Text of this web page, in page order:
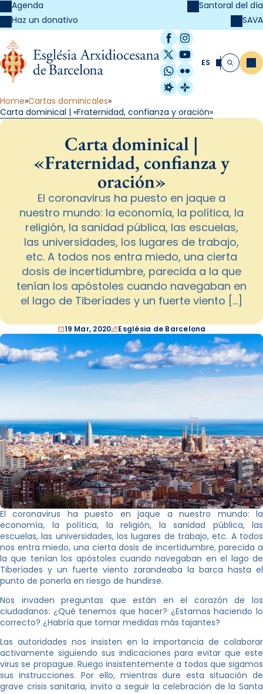
Agenda
Haz un donativo
Santoral del día
SAVA
Facebook
Instagram
X / Twitter
YouTube
WhatsApp
Flickr
Radio Estel
Catalunya
ES Buscar
Home Cartas dominicales
Carta dominical | «Fraternidad, confianza y oración»
Carta dominical |
«Fraternidad, confianza y
oración»
El coronavirus ha puesto en jaque a
nuestro mundo: la economía, la política, la
religión, la sanidad pública, las escuelas,
las universidades, los lugares de trabajo,
etc. A todos nos entra miedo, una cierta
dosis de incertidumbre, parecida a la que
tenían los apóstoles cuando navegaban en
el lago de Tiberíades y un fuerte viento […]
19 Mar, 2020 Església de Barcelona
El coronavirus ha puesto en jaque a nuestro mundo: la
economía, la política, la religión, la sanidad pública, las
escuelas, las universidades, los lugares de trabajo, etc. A todos
nos entra miedo, una cierta dosis de incertidumbre, parecida a
la que tenían los apóstoles cuando navegaban en el lago de
Tiberíades y un fuerte viento zarandeaba la barca hasta el
punto de ponerla en riesgo de hundirse.
Nos invaden preguntas que están en el corazón de los
ciudadanos: ¿Qué tenemos que hacer? ¿Estamos haciendo lo
correcto? ¿Habría que tomar medidas más tajantes?
Las autoridades nos insisten en la importancia de colaborar
activamente siguiendo sus indicaciones para evitar que este
virus se propague. Ruego insistentemente a todos que sigamos
sus instrucciones. Por ello, mientras dure esta situación de
grave crisis sanitaria, invito a seguir la celebración de la Santa